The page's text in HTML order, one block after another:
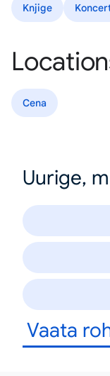
Knjige
Cena
Uurige,
Vaata